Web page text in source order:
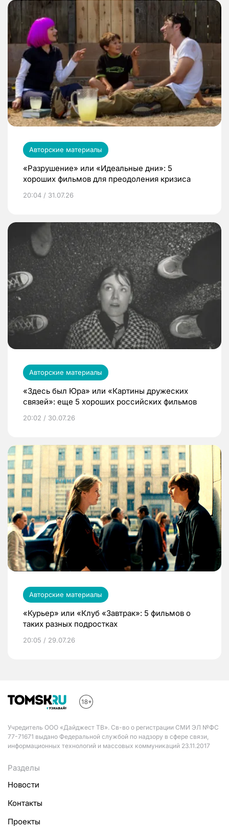
Авторские материалы
«Разрушение» или «Идеальные дни»: 5
хороших фильмов для преодоления кризиса
20:04 / 31.07.26
Авторские материалы
«Здесь был Юра» или «Картины дружеских
связей»: еще 5 хороших российских фильмов
20:02 / 30.07.26
Авторские материалы
«Курьер» или «Клуб «Завтрак»: 5 фильмов о
таких разных подростках
20:05 / 29.07.26
Учредитель ООО «Дайджест ТВ». Св-во о регистрации СМИ ЭЛ №ФС
77-71671 выдано Федеральной службой по надзору в сфере связи,
информационных технологий и массовых коммуникаций 23.11.2017
Разделы
Новости
Контакты
Проекты